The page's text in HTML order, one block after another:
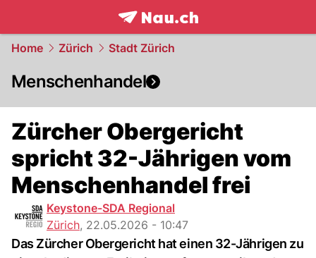
frontpage.NAU.ch
Home Zürich Stadt Zürich
Menschenhandel
Zürcher Obergericht
spricht 32-Jährigen vom
Menschenhandel frei
Keystone-SDA Regional
Zürich, 22.05.2026 - 10:47
Das Zürcher Obergericht hat einen 32-Jährigen zu